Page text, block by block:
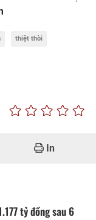
thiệt thòi
In
tỷ đồng sau 6